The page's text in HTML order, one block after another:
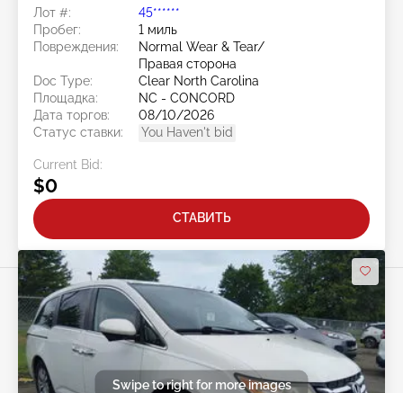
Лот #:
45******
Пробег:
1 миль
Повреждения:
Normal Wear & Tear/
Правая сторона
Doc Type:
Clear North Carolina
Площадка:
NC - CONCORD
Дата торгов:
08/10/2026
Статус ставки:
You Haven't bid
Current Bid:
$0
СТАВИТЬ
Swipe to right for more images